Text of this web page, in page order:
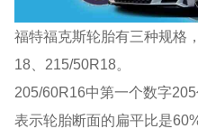
福特福克斯轮胎有三种规格
18、215/50R18。
205/60R16中第一个数字
表示轮胎断面的扁平比是